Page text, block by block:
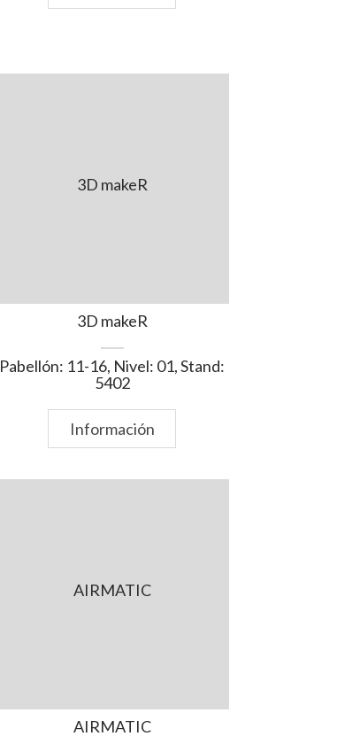
3D makeR
3D makeR
Pabellón: 11-16, Nivel: 01, Stand:
5402
Información
AIRMATIC
AIRMATIC